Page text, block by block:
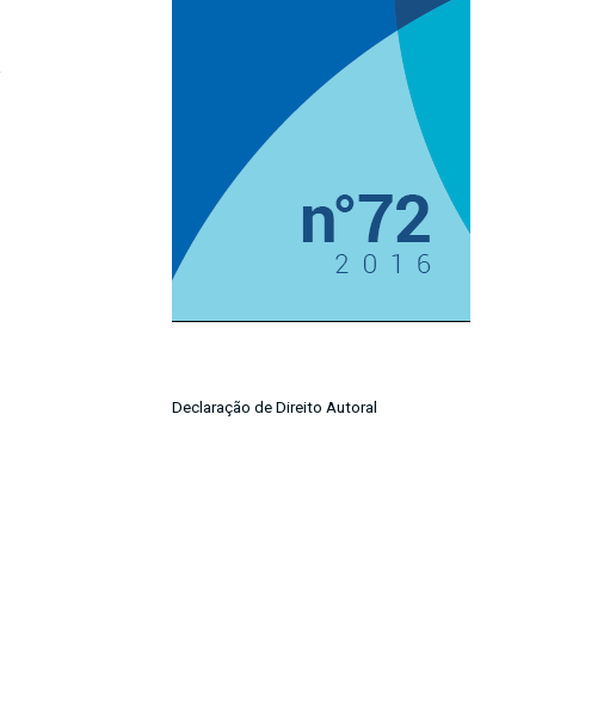
Declaração de Direito Autoral